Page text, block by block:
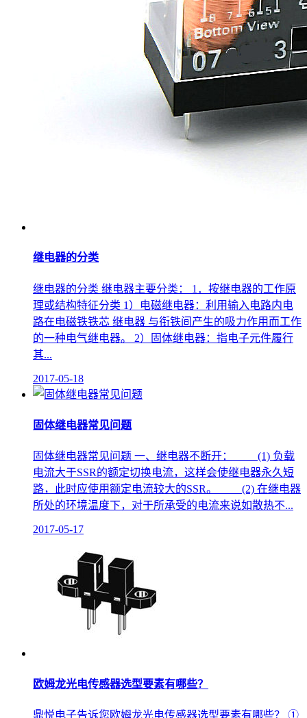
继电器的分类
继电器的分类 继电器主要分类： 1．按继电器的工作原
理或结构特征分类 1）电磁继电器：利用输入电路内电
路在电磁铁铁芯 继电器 与衔铁间产生的吸力作用而工作
的一种电气继电器。 2）固体继电器：指电子元件履行
其...
2017-05-18
固体继电器常见问题
固体继电器常见问题 一、继电器不断开： (1) 负载
电流大于SSR的额定切换电流，这样会使继电器永久短
路，此时应使用额定电流较大的SSR。 (2) 在继电器
所处的环境温度下，对于所承受的电流来说如散热不...
2017-05-17
欧姆龙光电传感器选型要素有哪些？
鼎悦电子告诉您欧姆龙光电传感器选型要素有哪些？ ①